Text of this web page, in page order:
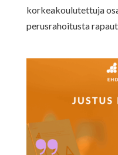
korkeakoulutettuja
perusrahoitusta